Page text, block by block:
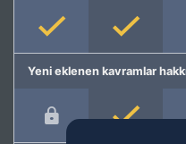
Yeni eklenen kavramlar